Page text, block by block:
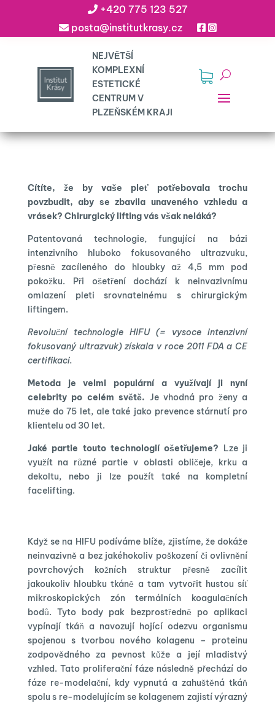
+420 775 123 527
posta@institutkrasy.cz
Cítíte, že by vaše pleť potřebovala trochu
povzbudit, aby se zbavila unaveného vzhledu a
vrásek? Chirurgický lifting vás však neláká?
Patentovaná technologie, fungující na bázi
intenzivního hluboko fokusovaného ultrazvuku,
přesně zacíleného do hloubky až 4,5 mm pod
pokožku. Při ošetření dochází k neinvazivnímu
omlazení pleti srovnatelnému s chirurgickým
liftingem.
Revoluční technologie HIFU (= vysoce intenzivní
fokusovaný ultrazvuk) získala v roce 2011 FDA a CE
certifikaci.
Metoda je velmi populární a využívají ji nyní
celebrity po celém světě. Je vhodná pro ženy a
muže do 75 let, ale také jako prevence stárnutí pro
klientelu od 30 let.
Jaké partie touto technologií ošetřujeme? Lze ji
využít na různé partie v oblasti obličeje, krku a
dekoltu, nebo ji lze použít také na kompletní
facelifting.
Když se na HIFU podíváme blíže, zjistíme, že dokáže
neinvazivně a bez jakéhokoliv poškození či ovlivnění
povrchových kožních struktur přesně zacílit
jakoukoliv hloubku tkáně a tam vytvořit hustou síť
mikroskopických zón termálních koagulačních
bodů. Tyto body pak bezprostředně po aplikaci
vypínají tkáň a navozují hojící odezvu organismu
spojenou s tvorbou nového kolagenu – proteinu
zodpovědného za pevnost kůže a její mladistvý
vzhled. Tato proliferační fáze následně přechází do
fáze re-modelační, kdy vypnutá a zahuštěná tkáň
spolu s re-modelujícím se kolagenem zajistí výrazný